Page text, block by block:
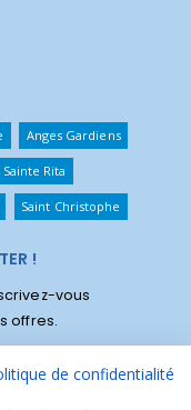
Anges Gardiens
Sainte Rita
Saint Christophe
!
vous
offres.
de confidentialité